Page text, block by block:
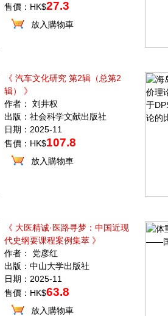
售價：HK$27.3
放入購物車
《 汽车文化研究 第2辑（总第2
辑） 》
作者： 刘井权
出版：社会科学文献出版社
日期：2025-11
售價：HK$107.8
放入購物車
《 大医精诚·医路寻梦：中国近现
代史纲要课程案例集萃 》
作者： 党彦红
出版：中山大学出版社
日期：2025-11
售價：HK$63.8
放入購物車